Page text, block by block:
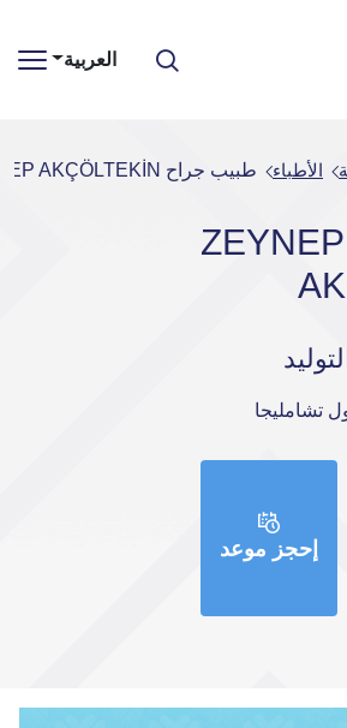
العربية
الأطباء طبيب جراح ZEYNEP AKÇÖLTEKİN
طبيب جراح ZEYNEP
تشامليجا
إحجز موعد